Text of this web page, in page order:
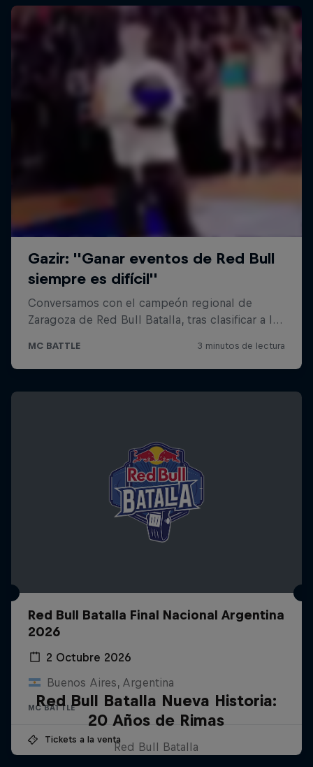
Red Bull Batalla Final Nacional Argentina
2026
2 Octubre 2026
Buenos Aires, Argentina
MC BATTLE
Tickets a la venta
Red Bull Batalla Nueva Historia:
20 Años de Rimas
Red Bull Batalla